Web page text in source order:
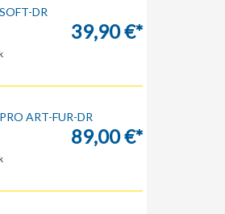
DR
39,90 €*
ART-FUR-DR
89,00 €*